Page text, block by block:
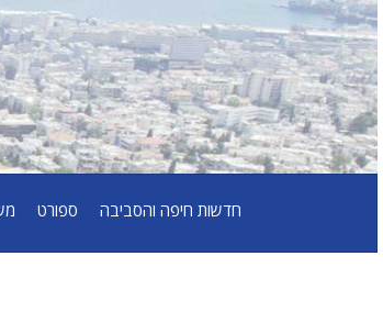
חדשות חיפה והסביבה ספורט